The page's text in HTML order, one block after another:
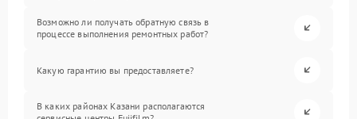
Возможно ли получать обратную связь в
процессе выполнения ремонтных работ?
Какую гарантию вы предоставляете?
В каких районах Казани располагаются